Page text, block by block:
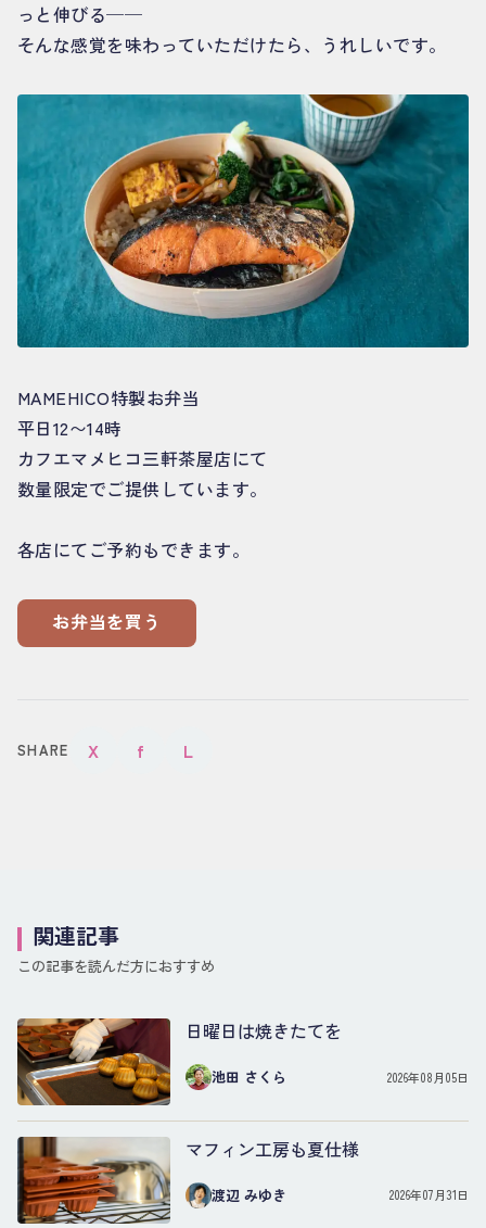
っと伸びる──
そんな感覚を味わっていただけたら、うれしいです。
MAMEHICO特製お弁当
平日12〜14時
カフエマメヒコ三軒茶屋店にて
数量限定でご提供しています。
各店にてご予約もできます。
お弁当を買う
SHARE X f L
関連記事
この記事を読んだ方におすすめ
日曜日は焼きたてを
池田 さくら 2026年08月05日
マフィン工房も夏仕様
渡辺 みゆき 2026年07月31日